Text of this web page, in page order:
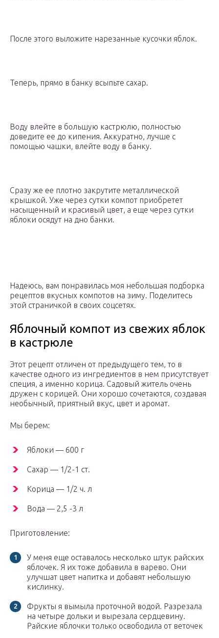
После этого выложите нарезанные кусочки яблок.
Теперь, прямо в банку всыпьте сахар.
Воду влейте в большую кастрюлю, полностью
доведите ее до кипения. Аккуратно, лучше с
помощью чашки, влейте воду в банку.
Сразу же ее плотно закрутите металлической
крышкой. Уже через сутки компот приобретет
насыщенный и красивый цвет, а еще через сутки
яблоки осядут на дно банки.
Надеюсь, вам понравилась моя небольшая подборка
рецептов вкусных компотов на зиму. Поделитесь
этой страничкой в своих соцсетях.
Яблочный компот из свежих яблок
в кастрюле
Этот рецепт отличен от предыдущего тем, то в
качестве одного из ингредиентов в нем присутствует
специя, а именно корица. Садовый житель очень
дружен с корицей. Они хорошо сочетаются, создавая
необычный, приятный вкус, цвет и аромат.
Мы берем:
Яблоки — 600 г
Сахар — 1/2-1 ст.
Корица — 1/2 ч. л
Вода — 2,5 -3 л
Приготовление:
У меня еще оставалось несколько штук райских
яблочек. Я их тоже добавила в варево. Они
улучшат цвет напитка и добавят небольшую
кислинку.
Фрукты я вымыла проточной водой. Разрезала
на четыре дольки и вырезала сердцевину.
Райские яблочки только освободила от веточек